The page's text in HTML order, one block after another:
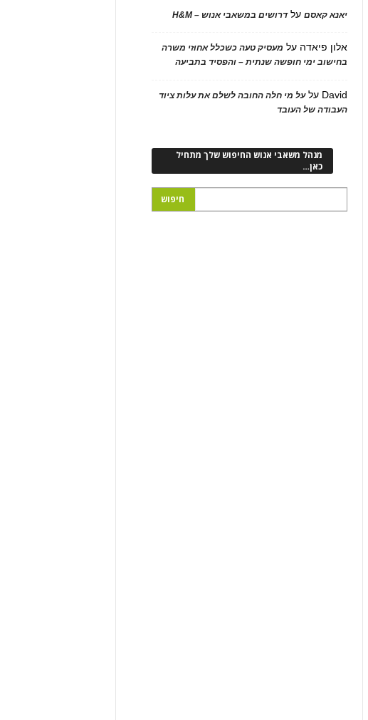
יאנא קאסםעלדרושים במשאבי אנוש – H&M
אלון פיאדה על מעסיק טעה כשכלל אחוזי משרה
בחישוב ימי חופשה שנתית – והפסיד בתביעה
David עלעל מי חלה החובה לשלם את עלות ציוד
העבודה של העובד
מנהל משאבי אנוש החיפוש שלך מתחיל
כאן…